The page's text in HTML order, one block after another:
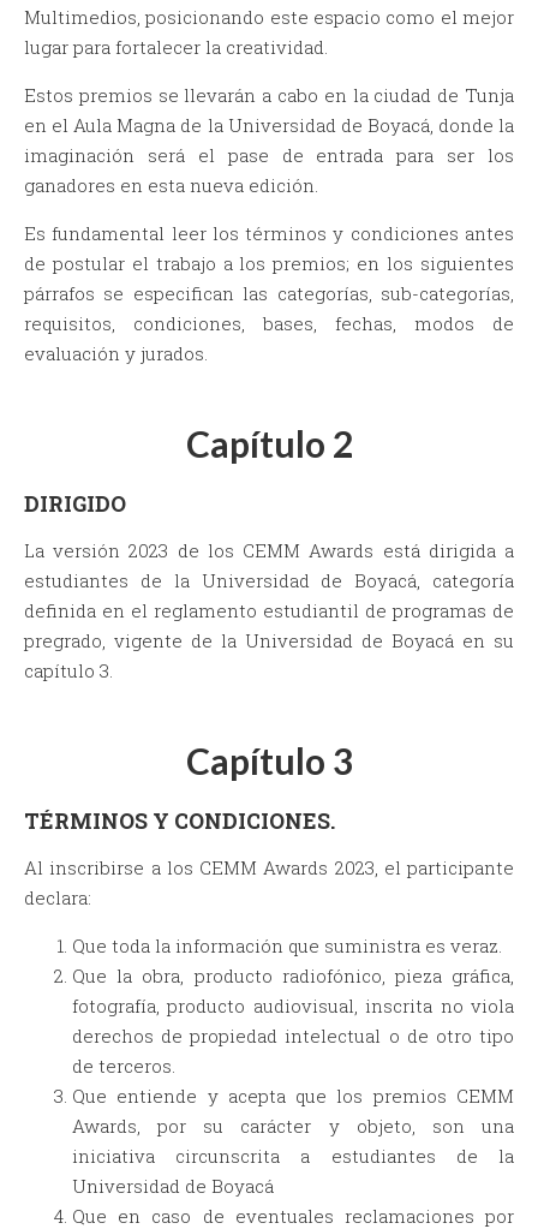
Multimedios, posicionando este espacio como el mejor
lugar para fortalecer la creatividad.
Estos premios se llevarán a cabo en la ciudad de Tunja
en el Aula Magna de la Universidad de Boyacá, donde la
imaginación será el pase de entrada para ser los
ganadores en esta nueva edición.
Es fundamental leer los términos y condiciones antes
de postular el trabajo a los premios; en los siguientes
párrafos se especifican las categorías, sub-categorías,
requisitos, condiciones, bases, fechas, modos de
evaluación y jurados.
Capítulo 2
DIRIGIDO
La versión 2023 de los CEMM Awards está dirigida a
estudiantes de la Universidad de Boyacá, categoría
definida en el reglamento estudiantil de programas de
pregrado, vigente de la Universidad de Boyacá en su
capítulo 3.
Capítulo 3
TÉRMINOS Y CONDICIONES.
Al inscribirse a los CEMM Awards 2023, el participante
declara:
Que toda la información que suministra es veraz.
Que la obra, producto radiofónico, pieza gráfica,
fotografía, producto audiovisual, inscrita no viola
derechos de propiedad intelectual o de otro tipo
de terceros.
Que entiende y acepta que los premios CEMM
Awards, por su carácter y objeto, son una
iniciativa circunscrita a estudiantes de la
Universidad de Boyacá
Que en caso de eventuales reclamaciones por